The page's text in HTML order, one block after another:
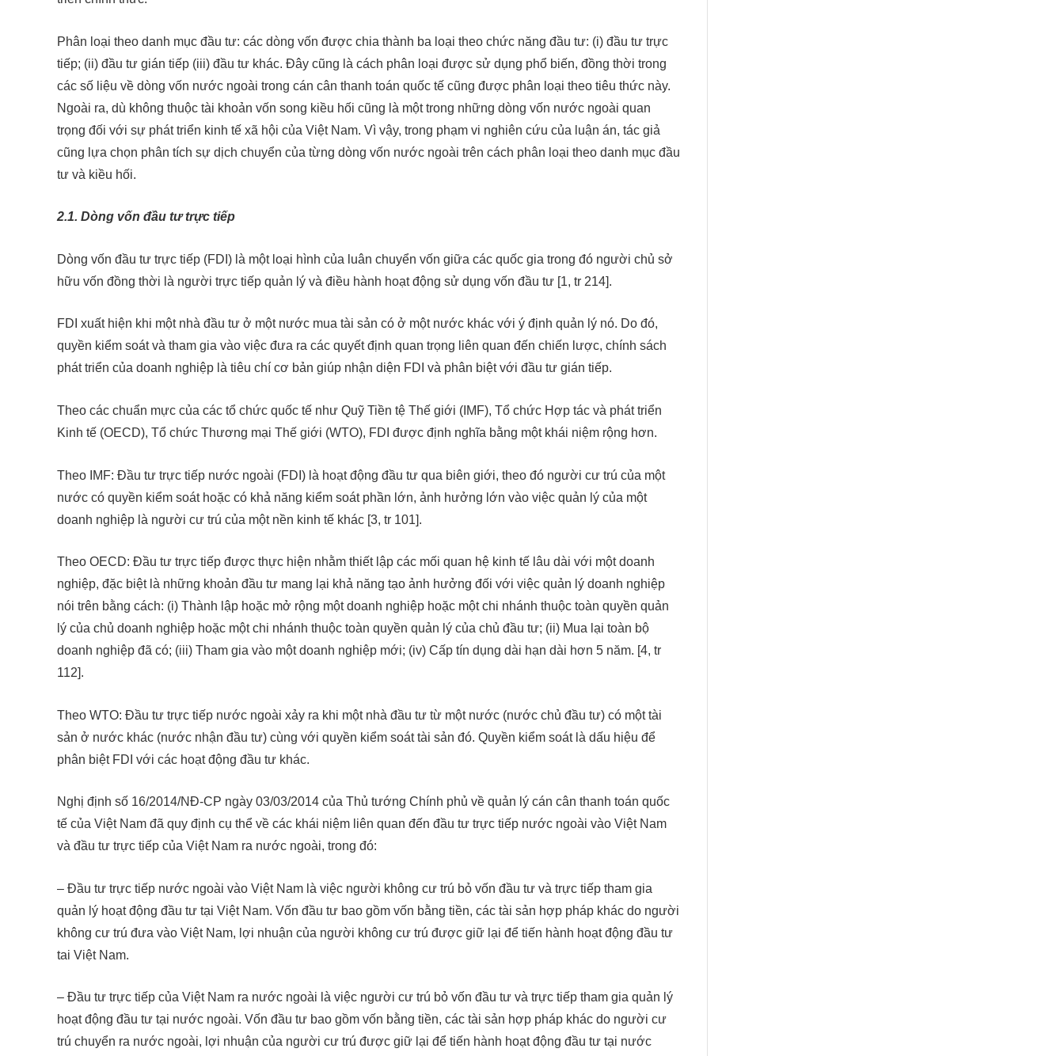
Phân loại theo danh mục đầu tư: các dòng vốn được chia thành ba loại theo chức năng đầu tư: (i) đầu tư trực
tiếp; (ii) đầu tư gián tiếp (iii) đầu tư khác. Đây cũng là cách phân loại được sử dụng phổ biến, đồng thời trong
các số liệu về dòng vốn nước ngoài trong cán cân thanh toán quốc tế cũng được phân loại theo tiêu thức này.
Ngoài ra, dù không thuộc tài khoản vốn song kiều hối cũng là một trong những dòng vốn nước ngoài quan
trọng đối với sự phát triển kinh tế xã hội của Việt Nam. Vì vậy, trong phạm vi nghiên cứu của luận án, tác giả
cũng lựa chọn phân tích sự dịch chuyển của từng dòng vốn nước ngoài trên cách phân loại theo danh mục đầu
tư và kiều hối.
2.1. Dòng vốn đầu tư trực tiếp
Dòng vốn đầu tư trực tiếp (FDI) là một loại hình của luân chuyển vốn giữa các quốc gia trong đó người chủ sở
hữu vốn đồng thời là người trực tiếp quản lý và điều hành hoạt động sử dụng vốn đầu tư [1, tr 214].
FDI xuất hiện khi một nhà đầu tư ở một nước mua tài sản có ở một nước khác với ý định quản lý nó. Do đó,
quyền kiểm soát và tham gia vào việc đưa ra các quyết định quan trọng liên quan đến chiến lược, chính sách
phát triển của doanh nghiệp là tiêu chí cơ bản giúp nhận diện FDI và phân biệt với đầu tư gián tiếp.
Theo các chuẩn mực của các tổ chức quốc tế như Quỹ Tiền tệ Thế giới (IMF), Tổ chức Hợp tác và phát triển
Kinh tế (OECD), Tổ chức Thương mại Thế giới (WTO), FDI được định nghĩa bằng một khái niệm rộng hơn.
Theo IMF: Đầu tư trực tiếp nước ngoài (FDI) là hoạt động đầu tư qua biên giới, theo đó người cư trú của một
nước có quyền kiểm soát hoặc có khả năng kiểm soát phần lớn, ảnh hưởng lớn vào việc quản lý của một
doanh nghiệp là người cư trú của một nền kinh tế khác [3, tr 101].
Theo OECD: Đầu tư trực tiếp được thực hiện nhằm thiết lập các mối quan hệ kinh tế lâu dài với một doanh
nghiệp, đặc biệt là những khoản đầu tư mang lại khả năng tạo ảnh hưởng đối với việc quản lý doanh nghiệp
nói trên bằng cách: (i) Thành lập hoặc mở rộng một doanh nghiệp hoặc một chi nhánh thuộc toàn quyền quản
lý của chủ doanh nghiệp hoặc một chi nhánh thuộc toàn quyền quản lý của chủ đầu tư; (ii) Mua lại toàn bộ
doanh nghiệp đã có; (iii) Tham gia vào một doanh nghiệp mới; (iv) Cấp tín dụng dài hạn dài hơn 5 năm. [4, tr
112].
Theo WTO: Đầu tư trực tiếp nước ngoài xảy ra khi một nhà đầu tư từ một nước (nước chủ đầu tư) có một tài
sản ở nước khác (nước nhận đầu tư) cùng với quyền kiểm soát tài sản đó. Quyền kiểm soát là dấu hiệu để
phân biệt FDI với các hoạt động đầu tư khác.
Nghị định số 16/2014/NĐ-CP ngày 03/03/2014 của Thủ tướng Chính phủ về quản lý cán cân thanh toán quốc
tế của Việt Nam đã quy định cụ thể về các khái niệm liên quan đến đầu tư trực tiếp nước ngoài vào Việt Nam
và đầu tư trực tiếp của Việt Nam ra nước ngoài, trong đó:
– Đầu tư trực tiếp nước ngoài vào Việt Nam là việc người không cư trú bỏ vốn đầu tư và trực tiếp tham gia
quản lý hoạt động đầu tư tại Việt Nam. Vốn đầu tư bao gồm vốn bằng tiền, các tài sản hợp pháp khác do người
không cư trú đưa vào Việt Nam, lợi nhuận của người không cư trú được giữ lại để tiến hành hoạt động đầu tư
tai Việt Nam.
– Đầu tư trực tiếp của Việt Nam ra nước ngoài là việc người cư trú bỏ vốn đầu tư và trực tiếp tham gia quản lý
hoạt động đầu tư tại nước ngoài. Vốn đầu tư bao gồm vốn bằng tiền, các tài sản hợp pháp khác do người cư
trú chuyển ra nước ngoài, lợi nhuận của người cư trú được giữ lại để tiến hành hoạt động đầu tư tại nước